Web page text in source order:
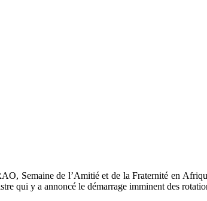
Semaine de l’Amitié et de la Fraternité en
qui y a annoncé le démarrage imminent des